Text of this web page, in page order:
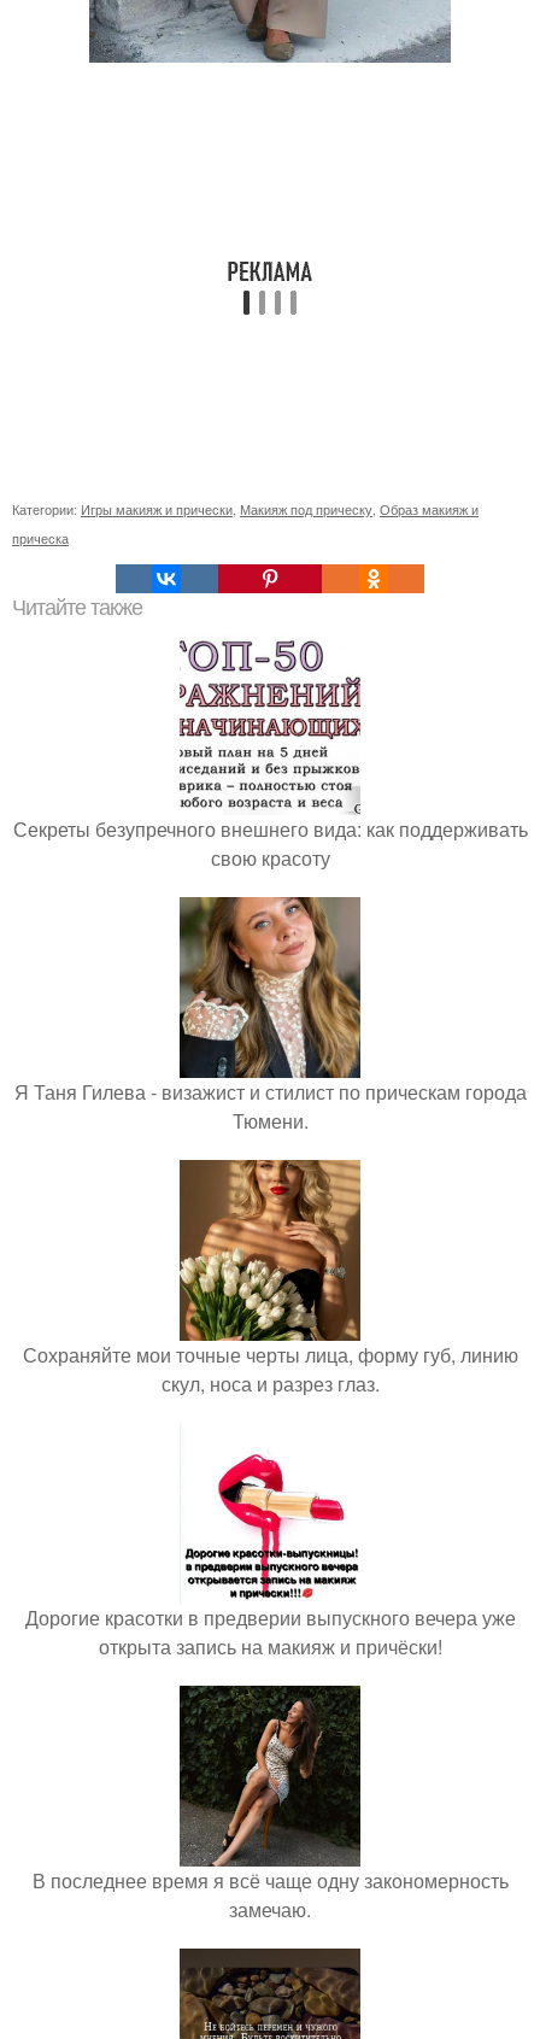
Категории: Игры макияж и прически Макияж под прическу Образ макияж и
прическа
Читайте также
Секреты безупречного внешнего вида: как поддерживать
свою красоту
Я Таня Гилева - визажист и стилист по прическам города
Тюмени.
Сохраняйте мои точные черты лица, форму губ, линию
скул, носа и разрез глаз.
Дорогие красотки в предверии выпускного вечера уже
открыта запись на макияж и причёски!
В последнее время я всё чаще одну закономерность
замечаю.